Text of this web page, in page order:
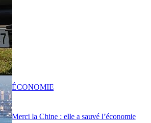
Merci la Chine : elle a sauvé l’économie
ÉCONOMIE